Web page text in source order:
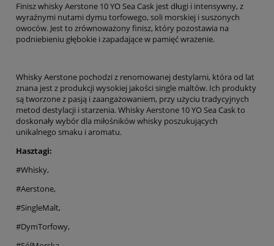
Finisz whisky Aerstone 10 YO Sea Cask jest długi i intensywny, z
wyraźnymi nutami dymu torfowego, soli morskiej i suszonych
owoców. Jest to zrównoważony finisz, który pozostawia na
podniebieniu głębokie i zapadające w pamięć wrażenie.
Whisky Aerstone pochodzi z renomowanej destylarni, która od lat
znana jest z produkcji wysokiej jakości single maltów. Ich produkty
są tworzone z pasją i zaangażowaniem, przy użyciu tradycyjnych
metod destylacji i starzenia. Whisky Aerstone 10 YO Sea Cask to
doskonały wybór dla miłośników whisky poszukujących
unikalnego smaku i aromatu.
Hasztagi:
#Whisky,
#Aerstone,
#SingleMalt,
#DymTorfowy,